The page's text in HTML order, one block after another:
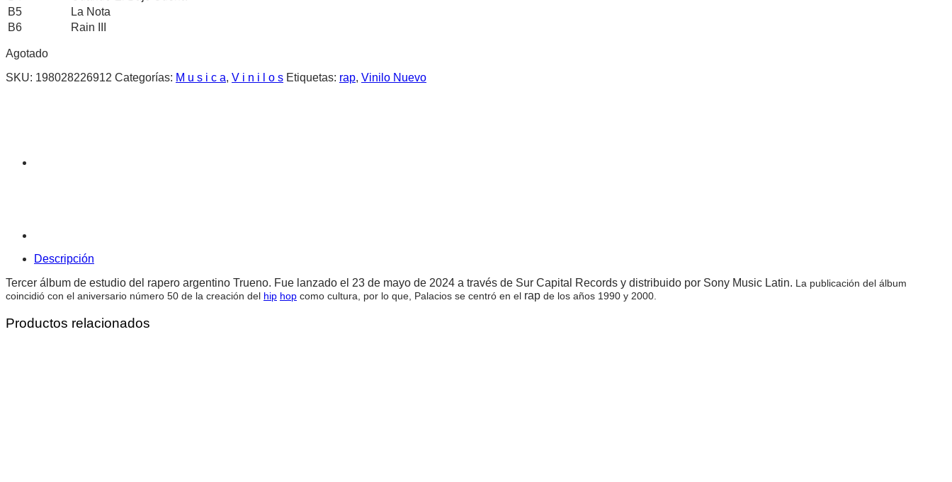
B5
La Nota
B6
Rain III
Agotado
SKU: 198028226912 Categorías: M u s i c a, V i n i l o s Etiquetas: rap, Vinilo Nuevo
Descripción
Tercer álbum de estudio del rapero argentino Trueno. Fue lanzado el 23 de mayo de 2024 a través de Sur Capital Records y distribuido por Sony Music Latin. La publicación del álbum
coincidió con el aniversario número 50 de la creación del hip hop como cultura, por lo que, Palacios se centró en el rap de los años 1990 y 2000.
Productos relacionados